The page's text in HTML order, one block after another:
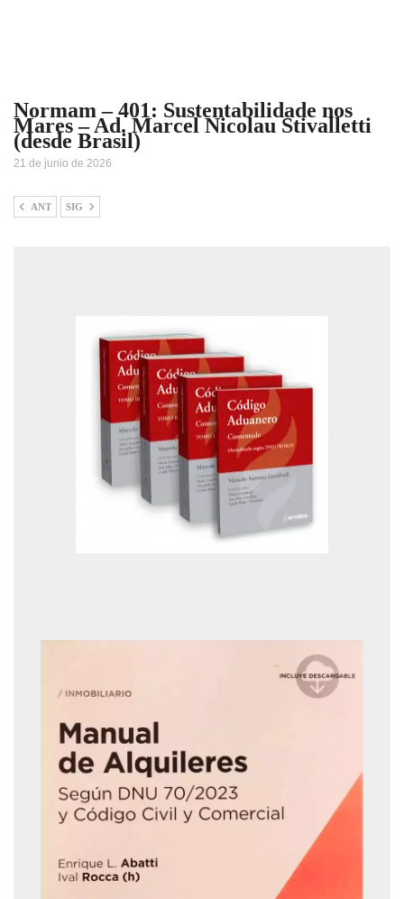
Normam – 401: Sustentabilidade nos
Mares – Ad. Marcel Nicolau Stivalletti
(desde Brasil)
21 de junio de 2026
ANT SIG